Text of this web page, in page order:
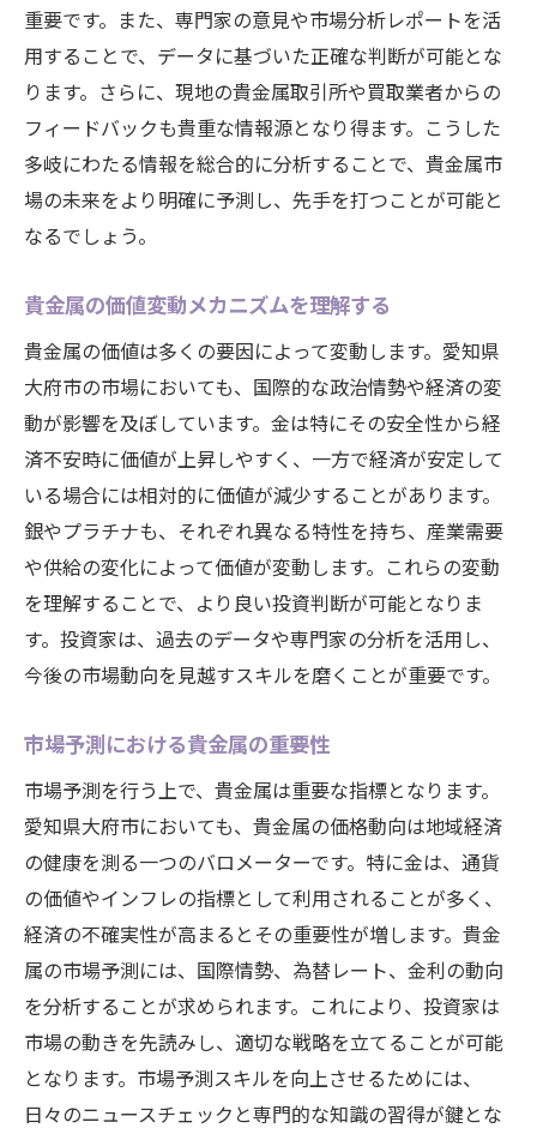
重要です。また、専門家の意見や市場分析レポートを活
用することで、データに基づいた正確な判断が可能とな
ります。さらに、現地の貴金属取引所や買取業者からの
フィードバックも貴重な情報源となり得ます。こうした
多岐にわたる情報を総合的に分析することで、貴金属市
場の未来をより明確に予測し、先手を打つことが可能と
なるでしょう。
貴金属の価値変動メカニズムを理解する
貴金属の価値は多くの要因によって変動します。愛知県
大府市の市場においても、国際的な政治情勢や経済の変
動が影響を及ぼしています。金は特にその安全性から経
済不安時に価値が上昇しやすく、一方で経済が安定して
いる場合には相対的に価値が減少することがあります。
銀やプラチナも、それぞれ異なる特性を持ち、産業需要
や供給の変化によって価値が変動します。これらの変動
を理解することで、より良い投資判断が可能となりま
す。投資家は、過去のデータや専門家の分析を活用し、
今後の市場動向を見越すスキルを磨くことが重要です。
市場予測における貴金属の重要性
市場予測を行う上で、貴金属は重要な指標となります。
愛知県大府市においても、貴金属の価格動向は地域経済
の健康を測る一つのバロメーターです。特に金は、通貨
の価値やインフレの指標として利用されることが多く、
経済の不確実性が高まるとその重要性が増します。貴金
属の市場予測には、国際情勢、為替レート、金利の動向
を分析することが求められます。これにより、投資家は
市場の動きを先読みし、適切な戦略を立てることが可能
となります。市場予測スキルを向上させるためには、
日々のニュースチェックと専門的な知識の習得が鍵とな